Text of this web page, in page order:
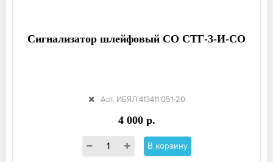
Сигнализатор шлейфовый СО СТГ-3-И-СО
Арт. ИБЯЛ.413411.051-20
4 000 р.
В корзину